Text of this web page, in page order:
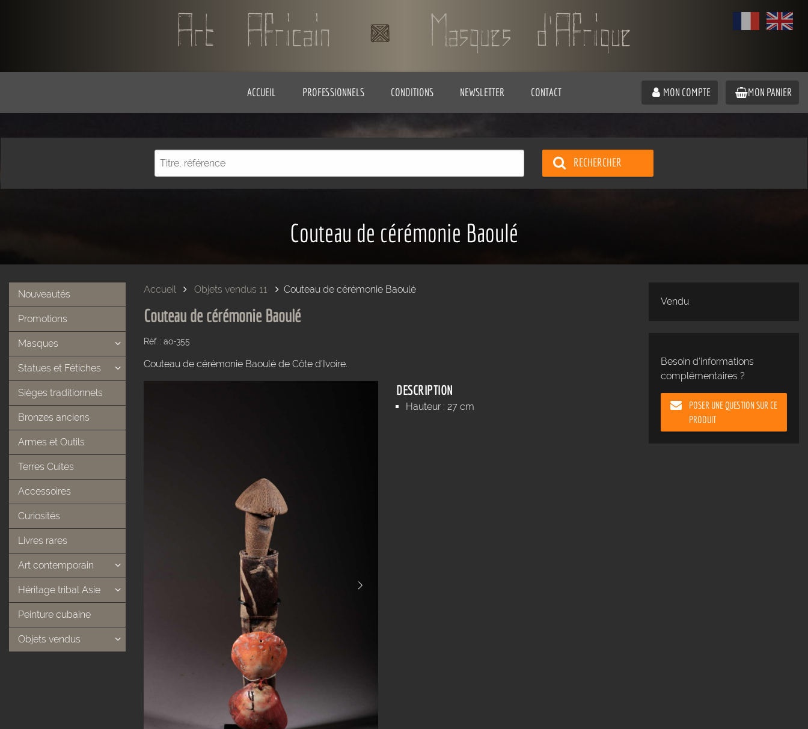
ACCUEIL PROFESSIONNELS CONDITIONS NEWSLETTER CONTACT MON COMPTE MON PANIER
RECHERCHER
Couteau de cérémonie Baoulé
Nouveautés
Promotions
Masques
Statues et Fétiches
Sièges traditionnels
Bronzes anciens
Armes et Outils
Terres Cuites
Accessoires
Curiosités
Livres rares
Art contemporain
Héritage tribal Asie
Peinture cubaine
Objets vendus
Accueil Objets vendus 11 Couteau de cérémonie Baoulé
Couteau de cérémonie Baoulé
Réf. : ao-355
Couteau de cérémonie Baoulé de Côte d'Ivoire.
DESCRIPTION
Hauteur : 27 cm
Vendu
Besoin d'informations
complémentaires ?
POSER UNE QUESTION SUR CE
PRODUIT